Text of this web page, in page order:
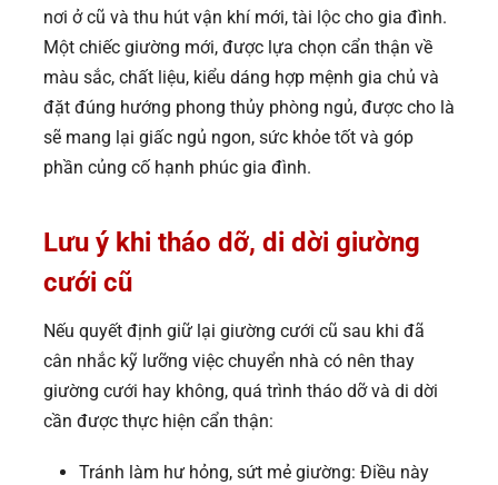
nơi ở cũ và thu hút vận khí mới, tài lộc cho gia đình.
Một chiếc giường mới, được lựa chọn cẩn thận về
màu sắc, chất liệu, kiểu dáng hợp mệnh gia chủ và
đặt đúng hướng phong thủy phòng ngủ, được cho là
sẽ mang lại giấc ngủ ngon, sức khỏe tốt và góp
phần củng cố hạnh phúc gia đình.
Lưu ý khi tháo dỡ, di dời giường
cưới cũ
Nếu quyết định giữ lại giường cưới cũ sau khi đã
cân nhắc kỹ lưỡng việc chuyển nhà có nên thay
giường cưới hay không, quá trình tháo dỡ và di dời
cần được thực hiện cẩn thận:
Tránh làm hư hỏng, sứt mẻ giường: Điều này